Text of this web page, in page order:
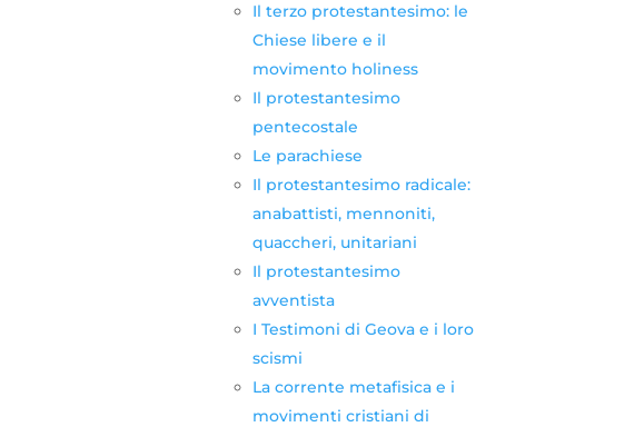
Il terzo protestantesimo: le
Chiese libere e il
movimento holiness
Il protestantesimo
pentecostale
Le parachiese
Il protestantesimo radicale:
anabattisti, mennoniti,
quaccheri, unitariani
Il protestantesimo
avventista
I Testimoni di Geova e i loro
scismi
La corrente metafisica e i
movimenti cristiani di